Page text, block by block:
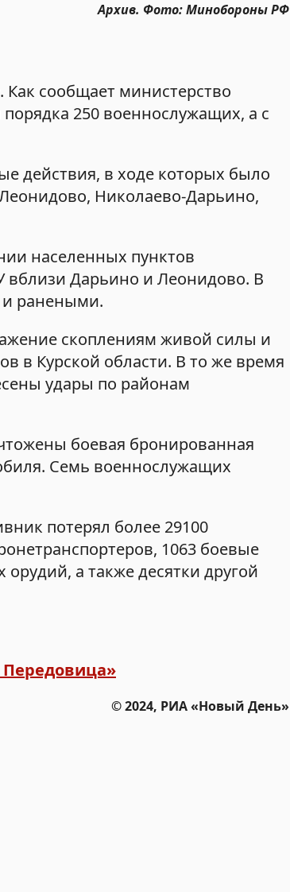
Архив. Фото: Минобороны РФ
Как сообщает министерство
250 военнослужащих, а с
действия, в ходе которых было
Николаево-Дарьино,
населенных пунктов
вблизи Дарьино и Леонидово. В
и ранеными.
скоплениям живой силы и
в Курской области. В то же время
удары по районам
боевая бронированная
Семь военнослужащих
потерял более 29100
1063 боевые
а также десятки другой
© 2024, РИА «Новый День»